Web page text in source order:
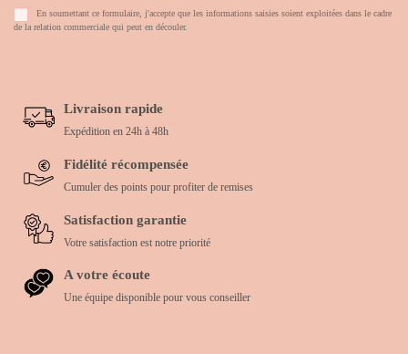
En soumettant ce formulaire, j'accepte que les informations saisies soient exploitées dans le cadre
de la relation commerciale qui peut en découler.
Livraison rapide
Expédition en 24h à 48h
Fidélité récompensée
Cumuler des points pour profiter de remises
Satisfaction garantie
Votre satisfaction est notre priorité
A votre écoute
Une équipe disponible pour vous conseiller